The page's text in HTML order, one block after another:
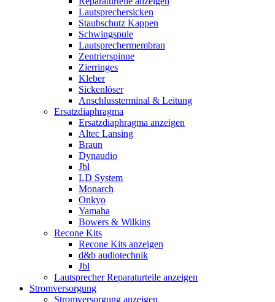
Lautsprechersicken
Staubschutz Kappen
Schwingspule
Lautsprechermembran
Zentrierspinne
Zierringes
Kleber
Sickenlöser
Anschlussterminal & Leitung
Ersatzdiaphragma
Ersatzdiaphragma anzeigen
Altec Lansing
Braun
Dynaudio
Jbl
LD System
Monarch
Onkyo
Yamaha
Bowers & Wilkins
Recone Kits
Recone Kits anzeigen
d&b audiotechnik
Jbl
Lautsprecher Reparaturteile anzeigen
Stromversorgung
Stromversorgung anzeigen